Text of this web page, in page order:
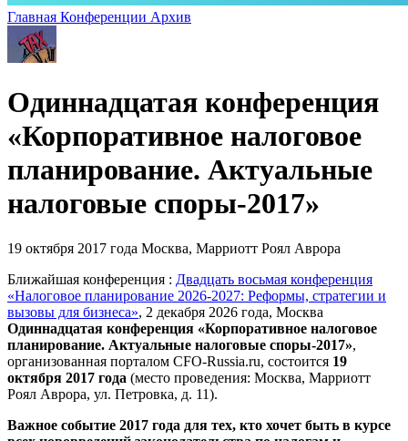
Главная Конференции Архив
Одиннадцатая конференция
«Корпоративное налоговое
планирование. Актуальные
налоговые споры-2017»
19 октября 2017 года Москва, Марриотт Роял Аврора
Ближайшая конференция : Двадцать восьмая конференция
«Налоговое планирование 2026-2027: Реформы, стратегии и
вызовы для бизнеса», 2 декабря 2026 года, Москва
Одиннадцатая конференция «Корпоративное налоговое
планирование. Актуальные налоговые споры-2017»,
организованная порталом CFO-Russia.ru, состоится 19
октября 2017 года (место проведения: Москва, Марриотт
Роял Аврора, ул. Петровка, д. 11).
Важное событие 2017 года для тех, кто хочет быть в курсе